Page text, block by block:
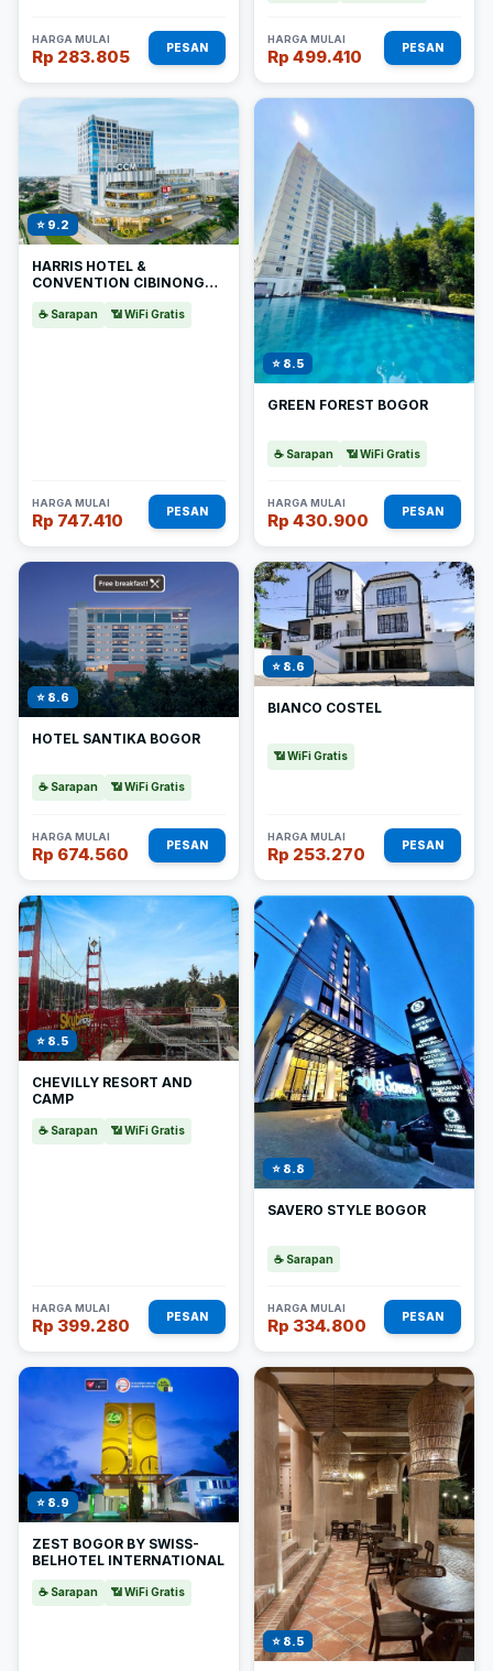
HARGA MULAI
Rp 283.805 PESAN
HARGA MULAI
Rp 499.410 PESAN
⭐ 9.2
HARRIS HOTEL &
CONVENTION CIBINONG
☕ Sarapan 📶 WiFi Gratis
HARGA MULAI
Rp 747.410 PESAN
⭐ 8.5
GREEN FOREST BOGOR
☕ Sarapan 📶 WiFi Gratis
HARGA MULAI
Rp 430.900 PESAN
⭐ 8.6
HOTEL SANTIKA BOGOR
☕ Sarapan 📶 WiFi Gratis
HARGA MULAI
Rp 674.560 PESAN
⭐ 8.6
BIANCO COSTEL
📶 WiFi Gratis
HARGA MULAI
Rp 253.270 PESAN
⭐ 8.5
CHEVILLY RESORT AND
CAMP
☕ Sarapan 📶 WiFi Gratis
HARGA MULAI
Rp 399.280 PESAN
⭐ 8.8
SAVERO STYLE BOGOR
☕ Sarapan
HARGA MULAI
Rp 334.800 PESAN
⭐ 8.9
ZEST BOGOR BY SWISS-
BELHOTEL INTERNATIONAL
☕ Sarapan 📶 WiFi Gratis
⭐ 8.5